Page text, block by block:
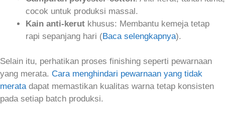
cocok untuk produksi massal.
Kain anti‑kerut khusus: Membantu kemeja tetap
rapi sepanjang hari (Baca selengkapnya).
Selain itu, perhatikan proses finishing seperti pewarnaan
yang merata. Cara menghindari pewarnaan yang tidak
meratadapat memastikan kualitas warna tetap konsisten
pada setiap batch produksi.